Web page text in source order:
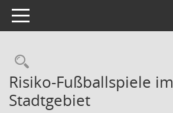
Toggle navigation
Rechercheauswahl
Risiko-Fußballspiele im
Stadtgebiet